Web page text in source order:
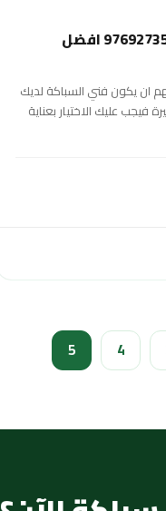
سباك صحي في الكويت 97692735 افضل
يكون فني السباكة لديك
فيجب عليك الاختيار بعناية
4
5